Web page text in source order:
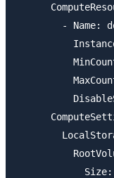
- Name: